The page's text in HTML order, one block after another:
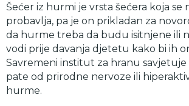
Šećer iz hurmi je vrsta šećera koja se
probavlja, pa je on prikladan za
da hurme treba da budu isitnjene ili
vodi prije davanja djetetu kako bi ih
Savremeni institut za hranu savjetuje
pate od prirodne nervoze ili
hurme.